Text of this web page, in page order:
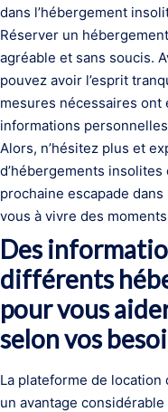
dans l’hébergement
Réserver un
agréable et sans soucis.
pouvez avoir l’esprit
mesures nécessaires
informations
Alors, n’hésitez plus et
d’hébergements
prochaine escapade
vous à vivre des
Des
différents
pour vous
selon vos
La plateforme de
un avantage